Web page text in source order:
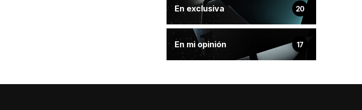
En exclusiva 20
En mi opinión 17